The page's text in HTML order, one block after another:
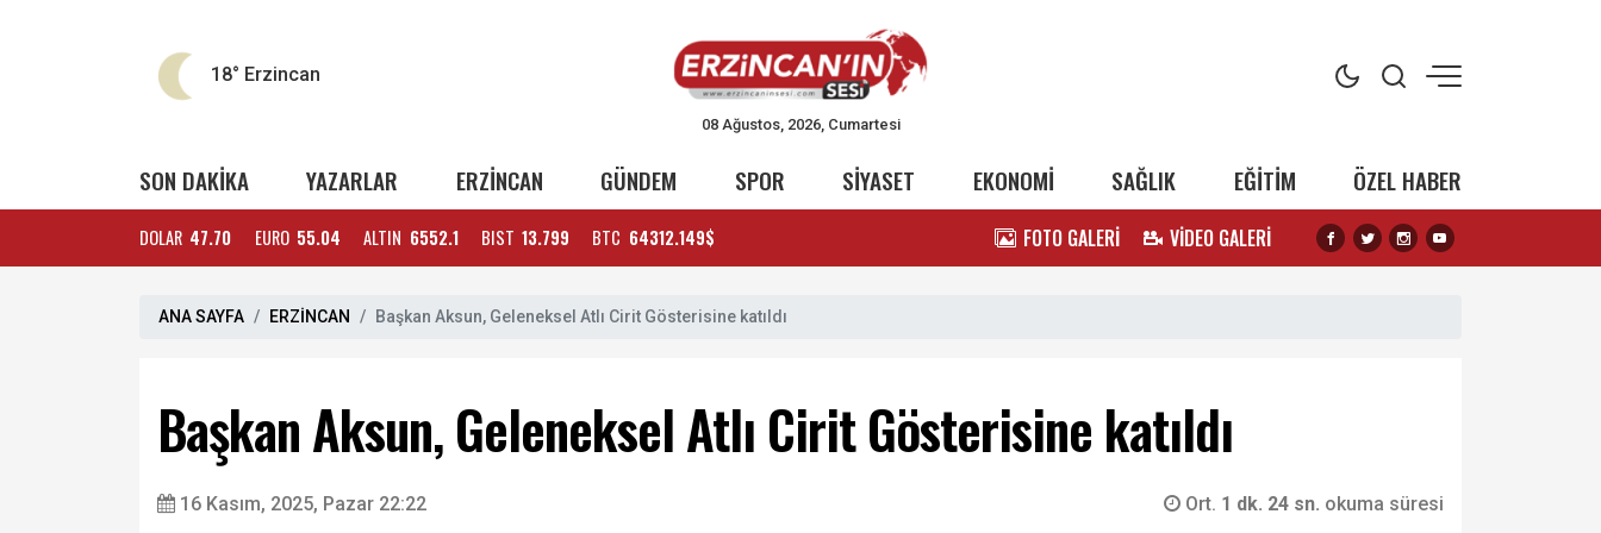
18° Erzincan
08 Ağustos, 2026, Cumartesi
SON DAKİKA YAZARLAR ERZİNCAN GÜNDEM SPOR SİYASET EKONOMİ SAĞLIK EĞİTİM ÖZEL HABER
DOLAR 47.70 EURO 55.04 ALTIN 6552.1 BIST 13.799 BTC 64312.149$ FOTO GALERİ VİDEO GALERİ
ANA SAYFA ERZİNCAN Başkan Aksun, Geleneksel Atlı Cirit Gösterisine katıldı
Başkan Aksun, Geleneksel Atlı Cirit Gösterisine katıldı
16 Kasım, 2025, Pazar 22:22 Ort. 1 dk. 24 sn. okuma süresi